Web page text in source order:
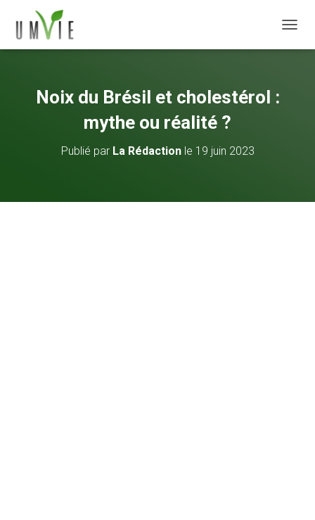
Noix du Brésil et cholestérol :
mythe ou réalité ?
Publié par La Rédactionle 19 juin 2023